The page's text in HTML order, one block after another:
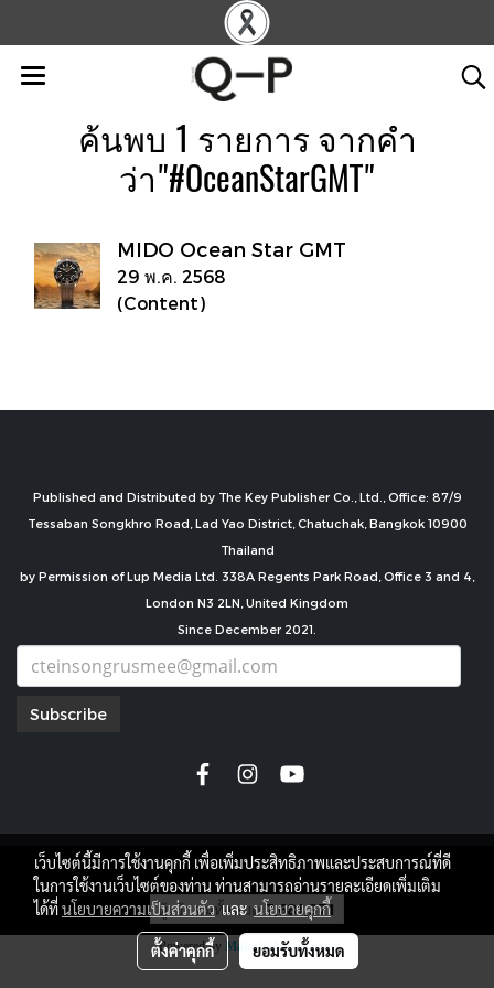
ค้นพบ 1 รายการ จากคำ
ว่า"#OceanStarGMT"
MIDO Ocean Star GMT
29 พ.ค. 2568
(Content)
Published and Distributed by The Key Publisher Co., Ltd., Office: 87/9
Tessaban Songkhro Road, Lad Yao District, Chatuchak, Bangkok 10900
Thailand
by Permission of Lup Media Ltd. 338A Regents Park Road, Office 3 and 4,
London N3 2LN, United Kingdom
Since December 2021.
Subscribe
copyright by
ผู้เข้าชมทั้งหมด7,681,371
Powered by MakeWebEasy.com
เว็บไซต์นี้มีการใช้งานคุกกี้ เพื่อเพิ่มประสิทธิภาพและประสบการณ์ที่ดี
ในการใช้งานเว็บไซต์ของท่าน ท่านสามารถอ่านรายละเอียดเพิ่มเติม
ได้ที่นโยบายความเป็นส่วนตัวและนโยบายคุกกี้
ตั้งค่าคุกกี้ ยอมรับทั้งหมด